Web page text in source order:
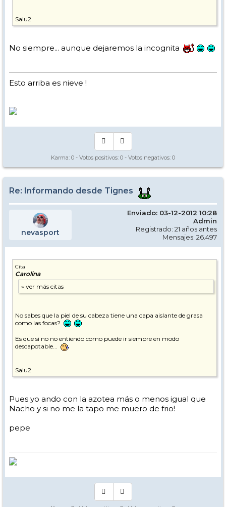
Salu2
No siempre... aunque dejaremos la incognita
Esto arriba es nieve !
Karma: 0 - Votos positivos: 0 - Votos negativos: 0
Re: Informando desde Tignes
nevasport
Enviado: 03-12-2012 10:28
Admin
Registrado: 21 años antes
Mensajes: 26.497
Cita
Carolina
No sabes que la piel de su cabeza tiene una capa aislante de grasa
como las focas?
Es que si no no entiendo como puede ir siempre en modo
descapotable...
Salu2
Pues yo ando con la azotea más o menos igual que
Nacho y si no me la tapo me muero de frio!
pepe